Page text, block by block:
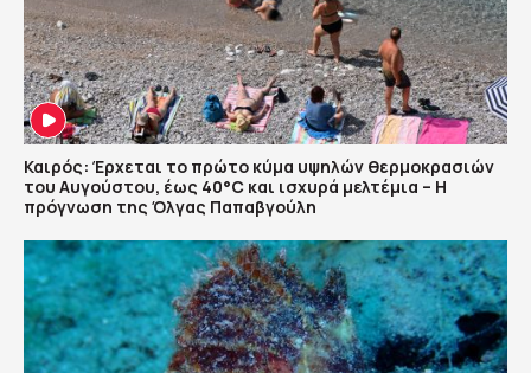
Καιρός: Έρχεται το πρώτο κύμα υψηλών θερμοκρασιών
του Αυγούστου, έως 40°C και ισχυρά μελτέμια – Η
πρόγνωση της Όλγας Παπαβγούλη